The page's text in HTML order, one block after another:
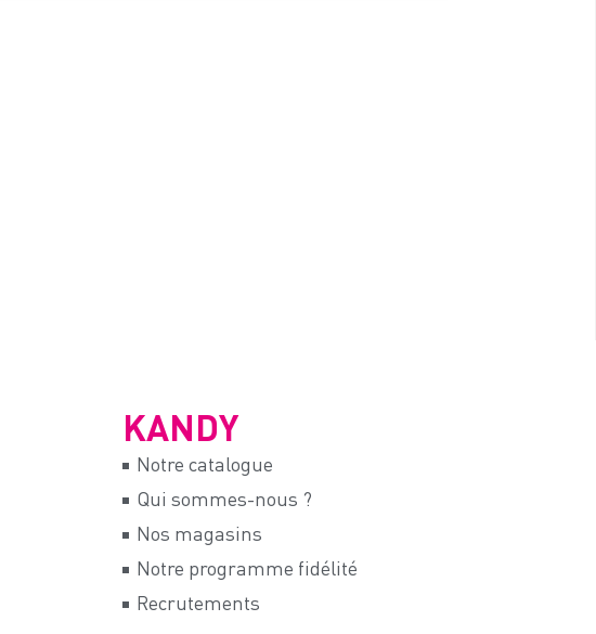
KANDY
Notre catalogue
Qui sommes-nous ?
Nos magasins
Notre programme fidélité
Recrutements